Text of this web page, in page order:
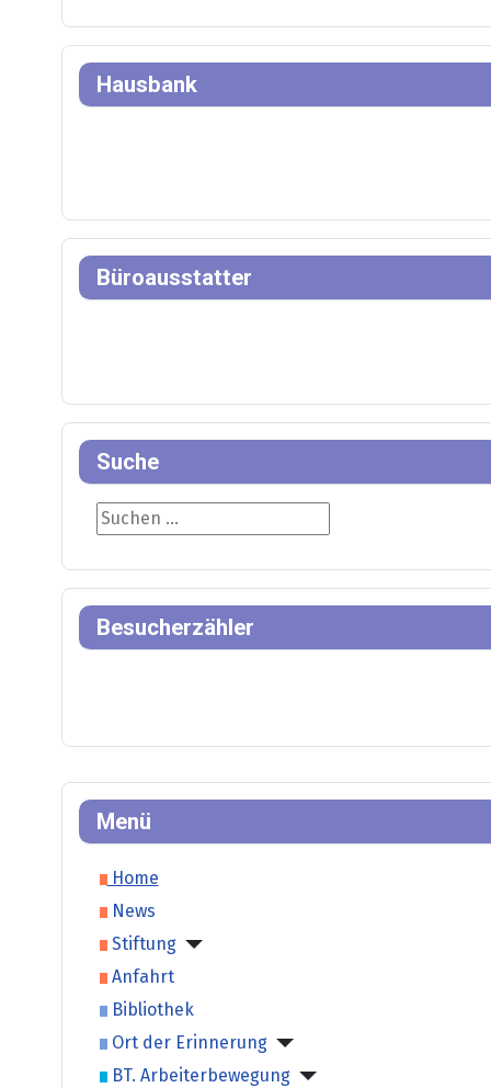
Menü
Home
News
Stiftung
Anfahrt
Bibliothek
Ort der Erinnerung
BT. Arbeiterbewegung
Hausbank
Büroausstatter
Suche
Suche
Besucherzähler